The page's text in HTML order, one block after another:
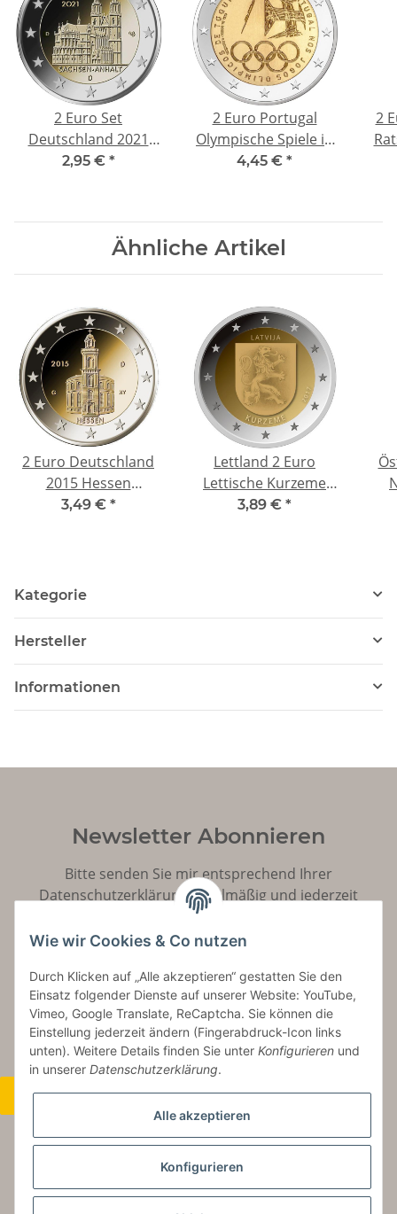
2 Euro Set
Deutschland 2021
Sachsen-Anhalt
2,95 € *
2 Euro Portugal
Olympische Spiele in
Tokyo 2021 bfr
4,45 € *
2
Ähnliche Artikel
2 Euro Deutschland
2015 Hessen
Paulskirche Mz. F
3,49 € *
Lettland 2 Euro
Lettische Kurzeme
Regionen Lettlands
3,89 € *
Kategorie
Hersteller
Informationen
Newsletter Abonnieren
Bitte senden Sie mir entsprechend Ihrer
Datenschutzerklärungregelmäßig und jederzeit
widerruflich Informationen zu Ihrem Produktsortiment
per E-Mail zu.
Abonnieren
Widerrufsbutton
* Alle Preise inkl. gesetzlicher USt., zzgl.Versand
Wie wir Cookies & Co nutzen
Durch Klicken auf „Alle akzeptieren“ gestatten Sie den
Einsatz folgender Dienste auf unserer Website: YouTube,
Vimeo, Google Translate, ReCaptcha. Sie können die
Einstellung jederzeit ändern (Fingerabdruck-Icon links
unten). Weitere Details finden Sie unter Konfigurieren und
in unserer Datenschutzerklärung.
Alle akzeptieren
Konfigurieren